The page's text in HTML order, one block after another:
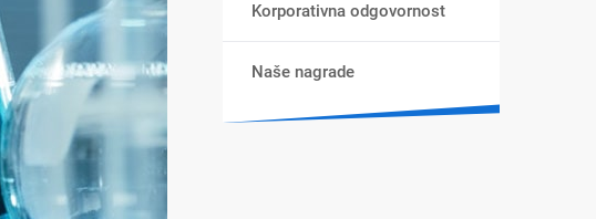
Korporativna odgovornost
Naše nagrade